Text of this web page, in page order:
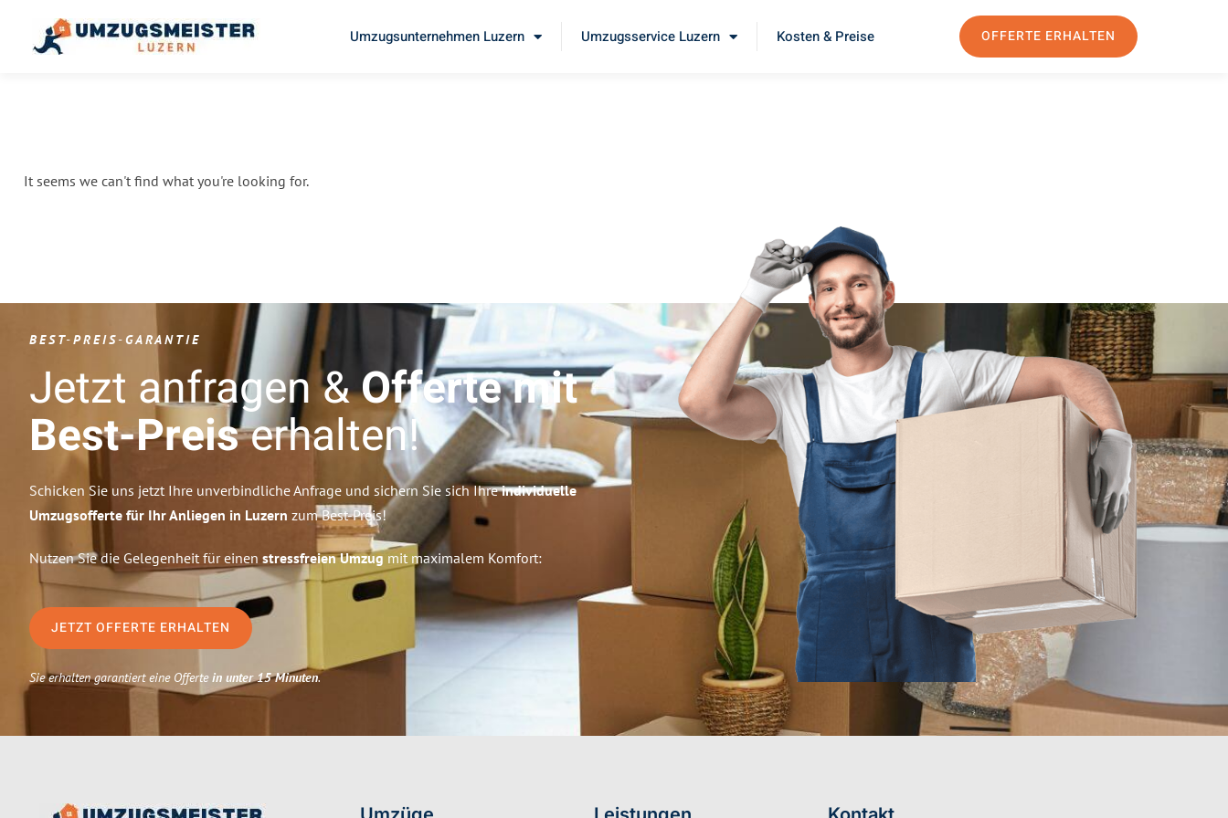
Umzugsunternehmen Luzern Umzugsservice Luzern Kosten & Preise OFFERTE ERHALTEN
It seems we can't find what you're looking for.
BEST-PREIS-GARANTIE
Jetzt anfragen &Offerte mit
Best-Preiserhalten!
Schicken Sie uns jetzt Ihre unverbindliche Anfrage und sichern Sie sich Ihreindividuelle
Umzugsofferte für Ihr Anliegen in Luzern zum Best-Preis!
Nutzen Sie die Gelegenheit für einen stressfreien Umzug mit maximalem Komfort:
JETZT OFFERTE ERHALTEN
Sie erhalten garantiert eine Offertein unter 15 Minuten.